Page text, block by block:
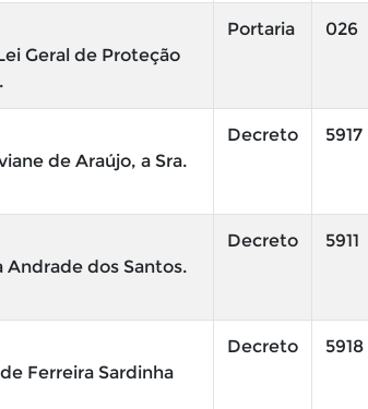
Geral de Proteção
Portaria 026
de Araújo, a Sra.
Decreto 5917
Andrade dos Santos.
Decreto 5911
Ferreira Sardinha
Decreto 5918